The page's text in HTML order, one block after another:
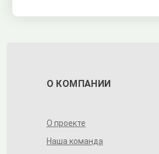
О КОМПАНИИ
О проекте
Наша команда